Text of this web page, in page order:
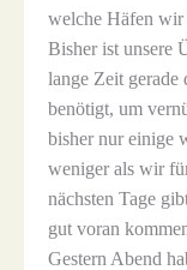
welche Häfen
Bisher ist unsere
lange Zeit
benötigt, um
bisher nur einige
weniger als wir
nächsten Tage
gut voran
Gestern Abend